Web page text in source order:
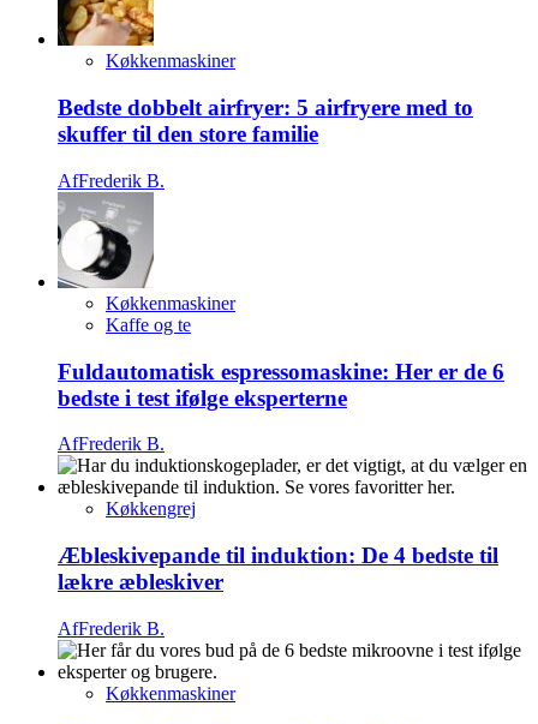
Køkkenmaskiner
Bedste dobbelt airfryer: 5 airfryere med to
skuffer til den store familie
AfFrederik B.
Køkkenmaskiner
Kaffe og te
Fuldautomatisk espressomaskine: Her er de 6
bedste i test ifølge eksperterne
AfFrederik B.
Køkkengrej
Æbleskivepande til induktion: De 4 bedste til
lækre æbleskiver
AfFrederik B.
Køkkenmaskiner